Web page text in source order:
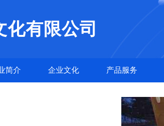
化有限公司
简介 企业文化 产品服务